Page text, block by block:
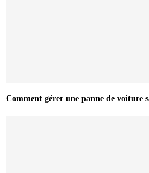
Comment gérer une panne de voiture